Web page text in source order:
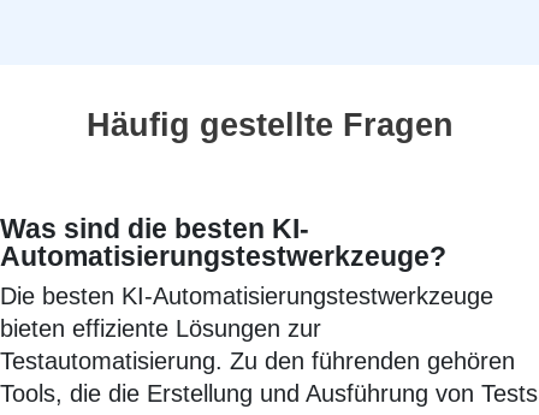
Häufig gestellte Fragen
Was sind die besten KI-
Automatisierungstestwerkzeuge?
Die besten KI-Automatisierungstestwerkzeuge
bieten effiziente Lösungen zur
Testautomatisierung. Zu den führenden gehören
Tools, die die Erstellung und Ausführung von Tests